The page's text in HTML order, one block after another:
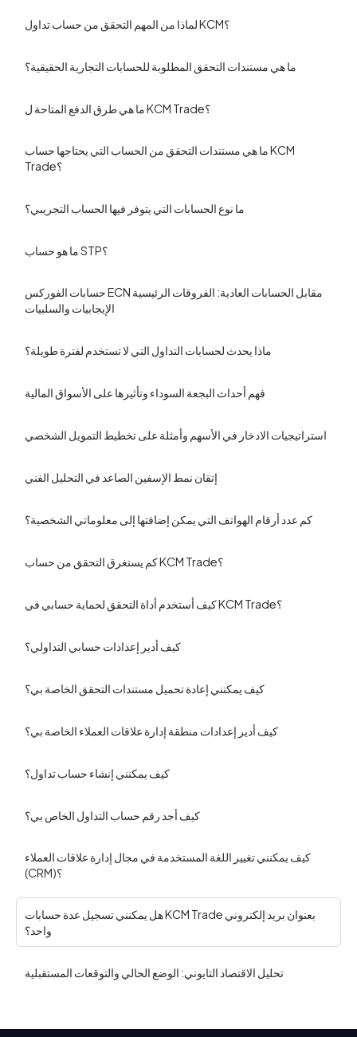
لماذا من المهم التحقق من حساب تداول KCM؟
ما هي مستندات التحقق المطلوبة للحسابات التجارية الحقيقية؟
ما هي طرق الدفع المتاحة ل KCM Trade؟
ما هي مستندات التحقق من الحساب التي يحتاجها حساب KCM
Trade؟
ما نوع الحسابات التي يتوفر فيها الحساب التجريبي؟
ما هو حساب STP؟
حسابات الفوركس ECN مقابل الحسابات العادية: الفروقات الرئيسية
الإيجابيات والسلبيات
ماذا يحدث لحسابات التداول التي لا تستخدم لفترة طويلة؟
فهم أحداث البجعة السوداء وتأثيرها على الأسواق المالية
استراتيجيات الادخار في الأسهم وأمثلة على تخطيط التمويل الشخصي
إتقان نمط الإسفين الصاعد في التحليل الفني
كم عدد أرقام الهواتف التي يمكن إضافتها إلى معلوماتي الشخصية؟
كم يستغرق التحقق من حساب KCM Trade؟
كيف أستخدم أداة التحقق لحماية حسابي في KCM Trade؟
كيف أدير إعدادات حسابي التداولي؟
كيف يمكنني إعادة تحميل مستندات التحقق الخاصة بي؟
كيف أدير إعدادات منطقة إدارة علاقات العملاء الخاصة بي؟
كيف يمكنني إنشاء حساب تداول؟
كيف أجد رقم حساب التداول الخاص بي؟
كيف يمكنني تغيير اللغة المستخدمة في مجال إدارة علاقات العملاء
(CRM)؟
هل يمكنني تسجيل عدة حسابات KCM Trade بعنوان بريد إلكتروني
واحد؟
تحليل الاقتصاد التايوني: الوضع الحالي والتوقعات المستقبلية